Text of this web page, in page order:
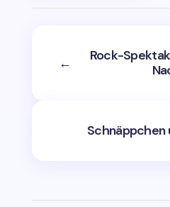
←
Rock-
Schnäppchen